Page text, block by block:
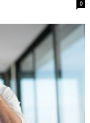
0